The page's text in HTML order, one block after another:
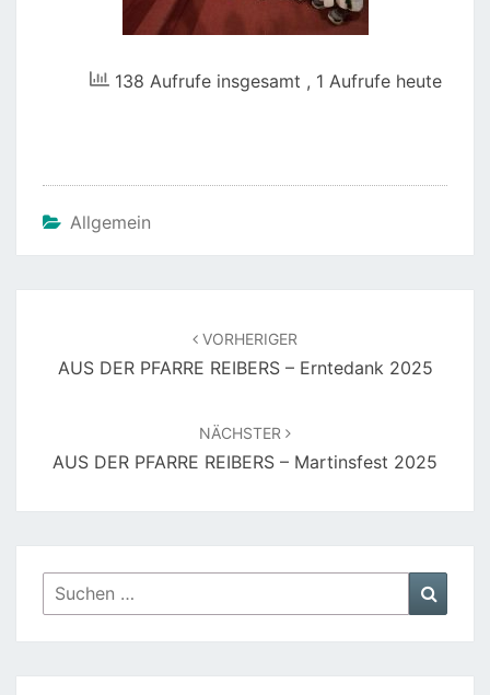
138 Aufrufe insgesamt , 1 Aufrufe heute
Allgemein
VORHERIGER
AUS DER PFARRE REIBERS – Erntedank 2025
NÄCHSTER
AUS DER PFARRE REIBERS – Martinsfest 2025
Suchen
nach: